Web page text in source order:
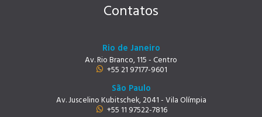
Contatos
Rio de Janeiro
Av. Rio Branco, 115 - Centro
+55 21 97177-9601
São Paulo
Av. Juscelino Kubitschek, 2041 - Vila Olímpia
+55 11 97522-7816